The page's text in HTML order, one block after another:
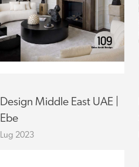
Design Middle East UAE |
Ebe
Lug 2023